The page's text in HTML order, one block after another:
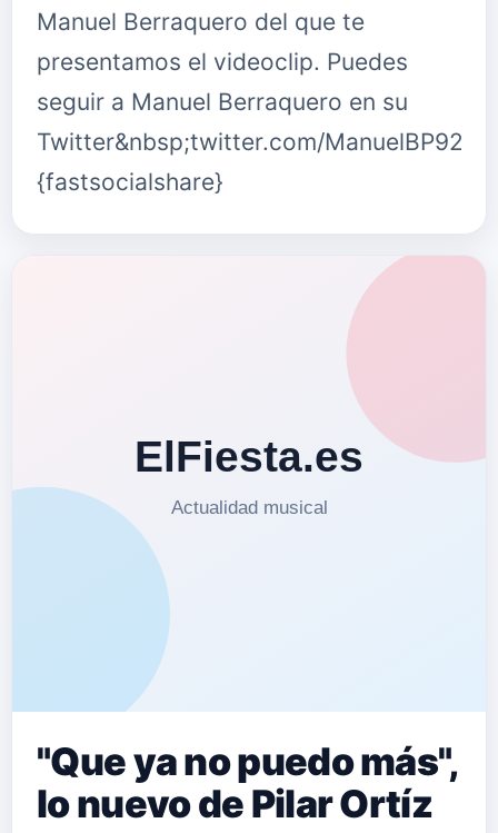
Manuel Berraquero del que te
presentamos el videoclip. Puedes
seguir a Manuel Berraquero en su
Twitter&nbsp;twitter.com/ManuelBP92
{fastsocialshare}
"Que ya no puedo más",
lo nuevo de Pilar Ortíz